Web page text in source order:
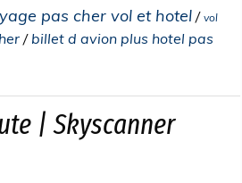
pas cher vol et hotel / vol
/ billet d avion plus hotel pas
| Skyscanner